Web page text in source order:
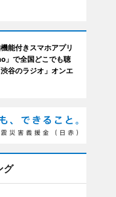
能付きスマホアプリ
」で全国どこでも聴
谷のラジオ」オンエ
グ